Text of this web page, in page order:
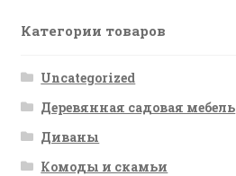
Категории товаров
Uncategorized
Деревянная садовая мебель
Диваны
Комоды и скамьи